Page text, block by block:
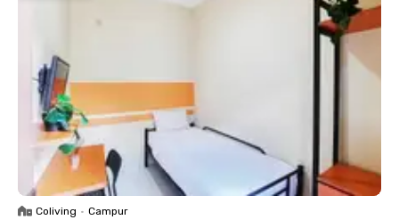
Coliving • Campur